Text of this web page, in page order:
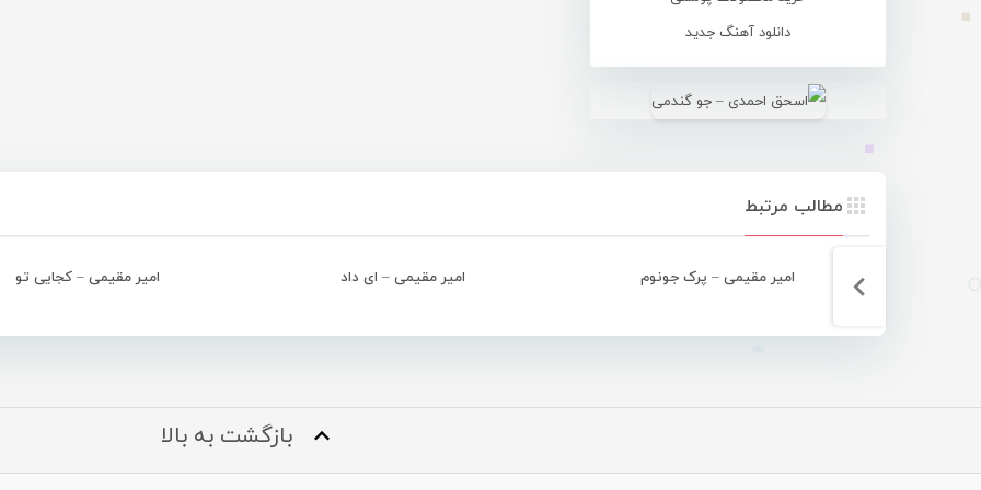
دانلود آهنگ جدید
مطالب مرتبط
امیر مقیمی – پرک جونوم امیر مقیمی – ای داد امیر مقیمی – کجایی تو
بازگشت به بالا